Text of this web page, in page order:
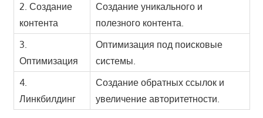
2. Создание
контента
Создание уникального и
полезного контента.
3.
Оптимизация
Оптимизация под поисковые
системы.
4.
Линкбилдинг
Создание обратных ссылок и
увеличение авторитетности.